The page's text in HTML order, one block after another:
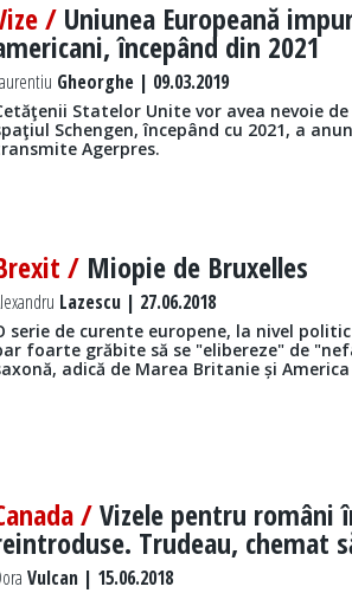
/ Uniunea Europeană
începând din 2021
Gheorghe | 09.03.2019
Statelor Unite vor avea nevoie
Schengen, începând cu 2021, a
Agerpres.
/ Miopie de Bruxelles
Lazescu | 27.06.2018
serie de curente europene, la nivel
foarte grăbite să se "elibereze" de
adică de Marea Britanie și America
/Vizele pentru români
Trudeau, chemat
Vulcan | 15.06.2018